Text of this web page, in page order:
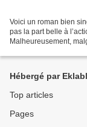
Voici un roman bien
pas la part belle à
Malheureusement,
Hébergé par
Top articles
Pages